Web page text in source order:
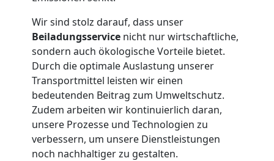
Wir sind stolz darauf, dass unser
Beiladungsservice nicht nur wirtschaftliche,
sondern auch ökologische Vorteile bietet.
Durch die optimale Auslastung unserer
Transportmittel leisten wir einen
bedeutenden Beitrag zum Umweltschutz.
Zudem arbeiten wir kontinuierlich daran,
unsere Prozesse und Technologien zu
verbessern, um unsere Dienstleistungen
noch nachhaltiger zu gestalten.
für
Senioren
Wolfsberg